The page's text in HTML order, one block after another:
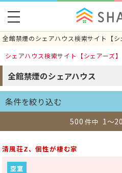
全館禁煙のシェアハウス検索サイト【シ
toggle
navigation
シェアハウス検索サイト【シェアーズ】
全館禁煙のシェアハウス
条件を絞り込む
500 件中 1～20
清風荘Z、個性が棲む家
空室